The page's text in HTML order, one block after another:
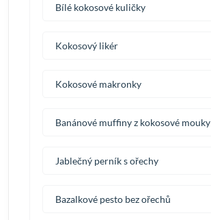
Bílé kokosové kuličky
Kokosový likér
Kokosové makronky
Banánové muffiny z kokosové mouky
Jablečný perník s ořechy
Bazalkové pesto bez ořechů